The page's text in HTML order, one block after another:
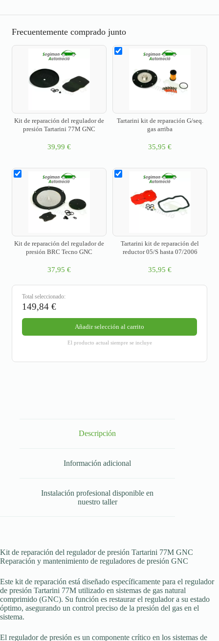
Frecuentemente comprado junto
Kit de reparación del regulador de
presión Tartarini 77M GNC
39,99 €
Tartarini kit de reparación G/seq.
gas arriba
35,95 €
Kit de reparación del regulador de
presión BRC Tecno GNC
37,95 €
Tartarini kit de reparación del
reductor 05/S hasta 07/2006
35,95 €
Total seleccionado:
149,84 €
Añadir selección al carrito
El producto actual siempre se incluye
Descripción
Información adicional
Instalación profesional disponible en
nuestro taller
Kit de reparación del regulador de presión Tartarini 77M GNC
Reparación y mantenimiento de reguladores de presión GNC
Este kit de reparación está diseñado específicamente para el regulador
de presión Tartarini 77M utilizado en sistemas de gas natural
comprimido (GNC). Su función es restaurar el regulador a su estado
óptimo, asegurando un control preciso de la presión del gas en el
sistema.
El regulador de presión es un componente crítico en los sistemas de